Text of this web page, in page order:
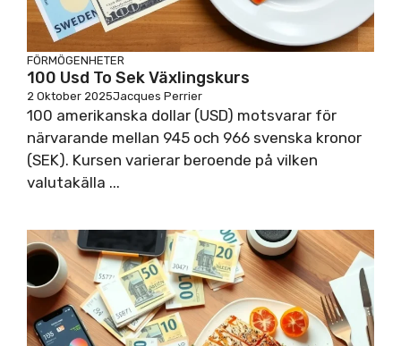
FÖRMÖGENHETER
100 Usd To Sek Växlingskurs
2 Oktober 2025Jacques Perrier
100 amerikanska dollar (USD) motsvarar för
närvarande mellan 945 och 966 svenska kronor
(SEK). Kursen varierar beroende på vilken
valutakälla ...